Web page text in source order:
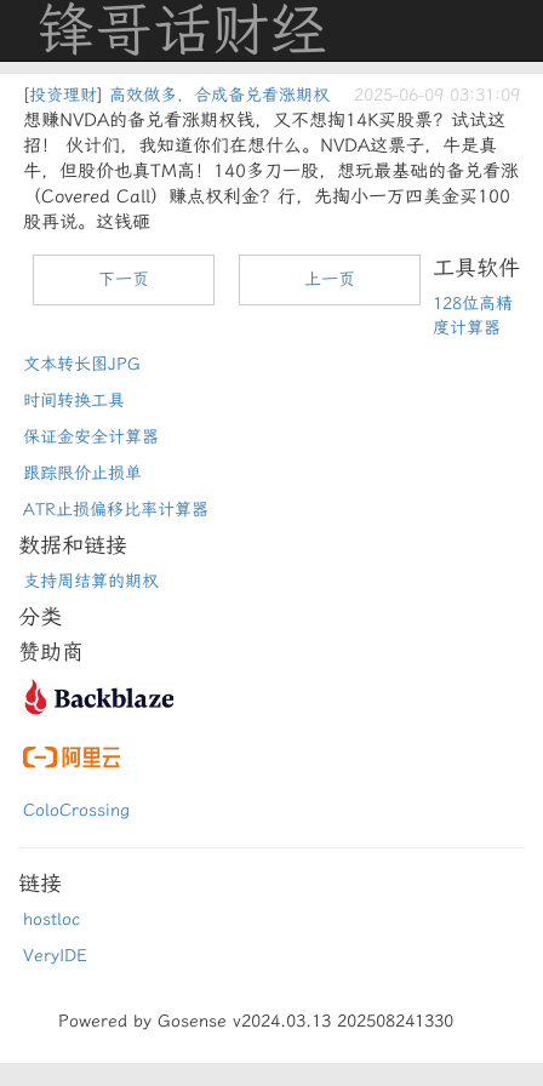
锋哥话财经
[投资理财] 高效做多，合成备兑看涨期权 2025-06-09 03:31:09
想赚NVDA的备兑看涨期权钱，又不想掏14K买股票？试试这
招！ 伙计们，我知道你们在想什么。NVDA这票子，牛是真
牛，但股价也真TM高！140多刀一股，想玩最基础的备兑看涨
（Covered Call）赚点权利金？行，先掏小一万四美金买100
股再说。这钱砸
下一页 上一页 工具软件
128位高精
度计算器
文本转长图JPG
时间转换工具
保证金安全计算器
跟踪限价止损单
ATR止损偏移比率计算器
数据和链接
支持周结算的期权
分类
赞助商
ColoCrossing
链接
hostloc
VeryIDE
Powered by Gosense v2024.03.13 202508241330